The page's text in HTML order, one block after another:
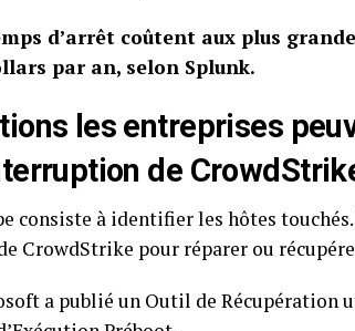
d’arrêt coûtent aux plus
par an, selon Splunk.
les entreprises
de
consiste ⁢à ⁤identifier les hôtes
‌CrowdStrike pour réparer ou
⁣a publié un Outil de Récupération